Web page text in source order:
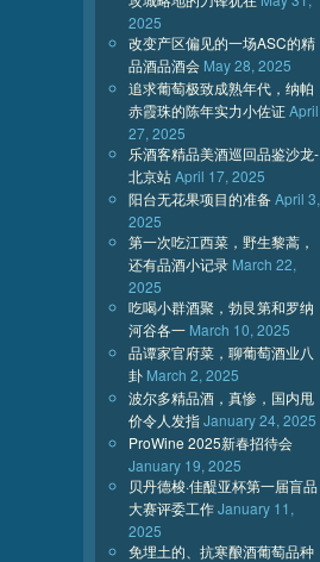
2025
改变产区偏见的一场ASC的精
品酒品酒会 May 28, 2025
追求葡萄极致成熟年代，纳帕
赤霞珠的陈年实力小佐证April
27, 2025
乐酒客精品美酒巡回品鉴沙龙-
北京站April 17, 2025
阳台无花果项目的准备April 3,
2025
第一次吃江西菜，野生黎蒿，
还有品酒小记录 March 22,
2025
吃喝小群酒聚，勃艮第和罗纳
河谷各一 March 10, 2025
品谭家官府菜，聊葡萄酒业八
卦 March 2, 2025
波尔多精品酒，真惨，国内甩
价令人发指January 24, 2025
ProWine 2025新春招待会
January 19, 2025
贝丹德梭·佳醍亚杯第一届盲品
大赛评委工作January 11,
2025
免埋土的、抗寒酿酒葡萄品种